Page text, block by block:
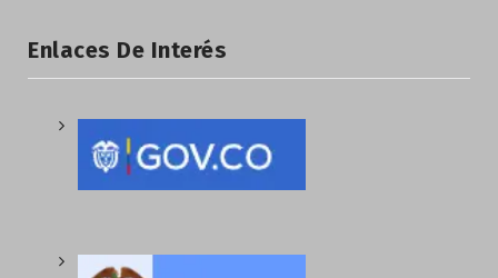
Enlaces De Interés